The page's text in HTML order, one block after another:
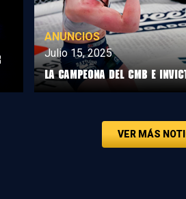
ANUNCIOS
Julio 15, 2025
LA CAMPEONA DEL CMB E
VER MÁS